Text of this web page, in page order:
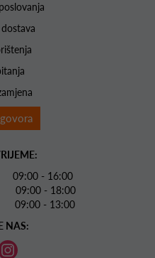
09:00 - 16:00
- 18:00
- 13:00
NAS: